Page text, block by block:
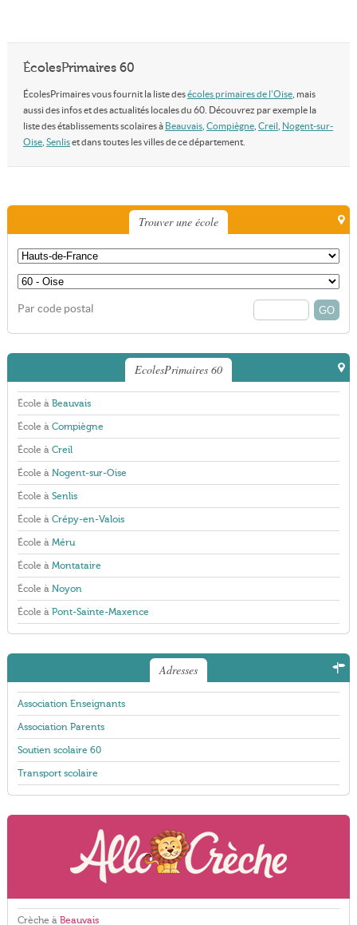
ÉcolesPrimaires 60
ÉcolesPrimaires vous fournit la liste desécoles primaires de l'Oise, mais
aussi des infos et des actualités locales du 60. Découvrez par exemple la
liste des établissements scolaires à Beauvais, Compiègne, Creil Nogent-sur-
Oise, Senliset dans toutes les villes de ce département.
Trouver une école
Par code postal
EcolesPrimaires 60
École à Beauvais
École à Compiègne
École à Creil
École à Nogent-sur-Oise
École à Senlis
École à Crépy-en-Valois
École à Méru
École à Montataire
École à Noyon
École à Pont-Sainte-Maxence
Adresses
Association Enseignants
Association Parents
Soutien scolaire 60
Transport scolaire
Crèche à Beauvais